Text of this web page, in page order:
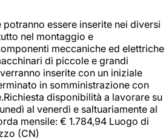
essere inserite nei diversi
nel montaggio e
meccaniche ed elettriche
di piccole e grandi
inserite con un iniziale
in somministrazione con
disponibilità a lavorare su
al venerdì e saltuariamente al
mensile: € 1.784,94 Luogo di
(CN)